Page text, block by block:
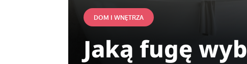
DOM I WNĘTRZA
Jaką fugę